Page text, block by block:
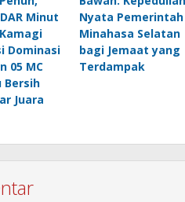
Minut
Dominasi
05 MC
Bersih
Juara
Nyata Pemerintah
Minahasa Selatan
bagi Jemaat yang
Terdampak